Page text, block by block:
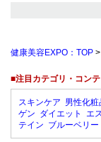
健康美容EXPO：TOP >
■注目カテゴリ・コン
スキンケア 男性化粧
ゲン ダイエット エ
テイン ブルーベリー